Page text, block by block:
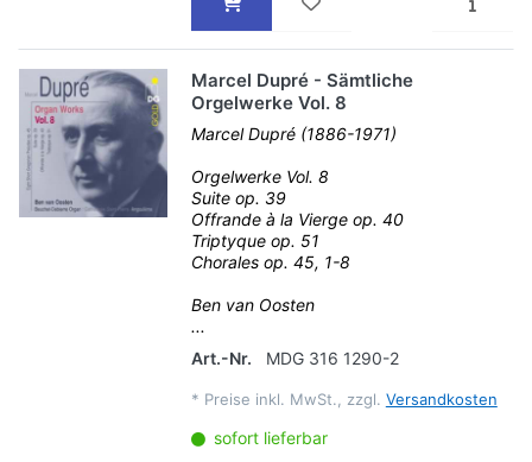
Marcel Dupré - Sämtliche
Orgelwerke Vol. 8
Marcel Dupré (1886-1971)
Orgelwerke Vol. 8
Suite op. 39
Offrande à la Vierge op. 40
Triptyque op. 51
Chorales op. 45, 1-8
Ben van Oosten
...
Art.-Nr.
MDG 316 1290-2
* Preise inkl. MwSt., zzgl. Versandkosten
sofort lieferbar